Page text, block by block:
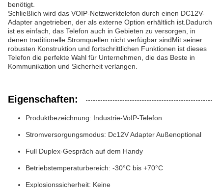
benötigt.
Schließlich wird das VOIP-Netzwerktelefon durch einen DC12V-
Adapter angetrieben, der als externe Option erhältlich ist.Dadurch
ist es einfach, das Telefon auch in Gebieten zu versorgen, in
denen traditionelle Stromquellen nicht verfügbar sindMit seiner
robusten Konstruktion und fortschrittlichen Funktionen ist dieses
Telefon die perfekte Wahl für Unternehmen, die das Beste in
Kommunikation und Sicherheit verlangen.
Eigenschaften:
Produktbezeichnung: Industrie-VoIP-Telefon
Stromversorgungsmodus: Dc12V Adapter Außenoptional
Full Duplex-Gespräch auf dem Handy
Betriebstemperaturbereich: -30°C bis +70°C
Explosionssicherheit: Keine